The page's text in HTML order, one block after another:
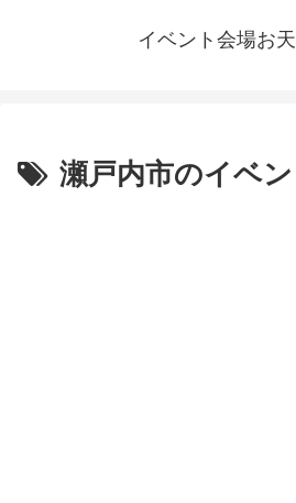
イベント会場お
瀬戸内市のイベ